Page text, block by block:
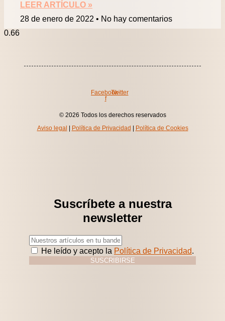
LEER ARTÍCULO »
28 de enero de 2022
No hay comentarios
Facebook-
f
Twitter
© 2026 Todos los derechos reservados
Aviso legal
Política de Privacidad Política de Cookies
Suscríbete a nuestra
newsletter
He leído y acepto la Política de Privacidad.